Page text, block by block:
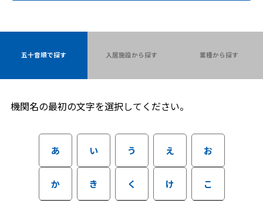
五十音順で探す 入居施設から探す 業種から探す
機関名の最初の文字を選択してください。
あ い う え お
か き く け こ